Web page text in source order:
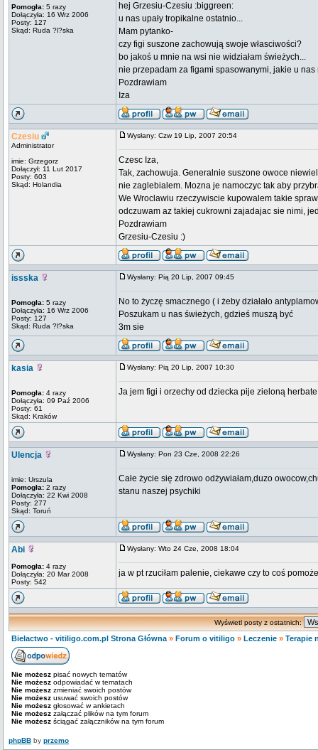
Pomogła: 5 razy
Dołączyła: 16 Wrz 2006
Posty: 127
Skąd: Ruda ?l?ska
hej Grzesiu-Czesiu :biggreen:
u nas upały tropikalne ostatnio...
Mam pytanko-
czy figi suszone zachowują swoje własciwości?
bo jakoś u mnie na wsi nie widziałam świeżych...
nie przepadam za figami spasowanymi, jakie u nas
Pozdrawiam
Iza
Czesiu
Administrator
imie: Grzegorz
Dołączył: 11 Lut 2017
Posty: 603
Skąd: Holandia
Wysłany: Czw 19 Lip, 2007 20:54
Czesc Iza,
Tak, zachowuja. Generalnie suszone owoce
nie zaglebialem. Mozna je namoczyc tak aby
We Wroclawiu rzeczywiscie kupowalem takie
odczuwam az takiej cukrowni zajadajac sie nimi,
Pozdrawiam
Grzesiu-Czesiu :)
issska
Pomogła: 5 razy
Dołączyła: 16 Wrz 2006
Posty: 127
Skąd: Ruda ?l?ska
Wysłany: Pią 20 Lip, 2007 09:45
No to życzę smacznego ( i żeby działało
Poszukam u nas świeżych, gdzieś muszą być
3m sie
kasia
Pomogła: 4 razy
Dołączyła: 09 Paź 2006
Posty: 61
Skąd: Kraków
Wysłany: Pią 20 Lip, 2007 10:30
Ja jem figi i orzechy od dziecka pije zieloną
Ulencja
imie: Urszula
Pomogła: 2 razy
Dołączyła: 22 Kwi 2008
Posty: 277
Skąd: Toruń
Wysłany: Pon 23 Cze, 2008 22:26
Całe życie się zdrowo odżywiałam,duzo
stanu naszej psychiki
Abi
Pomogła: 4 razy
Dołączyła: 20 Mar 2008
Posty: 542
Wysłany: Wto 24 Cze, 2008 18:04
ja w pt rzuciłam palenie, ciekawe czy to coś
Wyświetl posty z ostatnich:
Bielactwo - vitiligo.com.pl Strona Główna » Forum o vitiligo » Leczenie » Terapie
Nie możesz pisać nowych tematów
Nie możesz odpowiadać w tematach
Nie możesz zmieniać swoich postów
Nie możesz usuwać swoich postów
Nie możesz głosować w ankietach
Nie możesz załączać plików na tym forum
Nie możesz ściągać załączników na tym forum
phpBB by przemo